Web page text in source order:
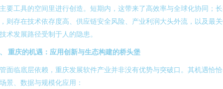
要工具的空间里进行创造。短期内，这带来了高效率与全球化协同；
则存在技术依存度高、供应链安全风险、产业利润大头外流，以及最
术发展路径受制于人的隐患。
重庆的机遇：应用创新与生态构建的桥头堡
面临底层依赖，重庆发展软件产业并非没有优势与突破口。其机遇恰
景、数据与规模化应用：